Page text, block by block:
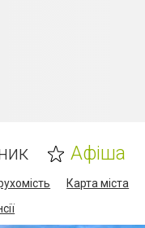
Афіша
Карта міста